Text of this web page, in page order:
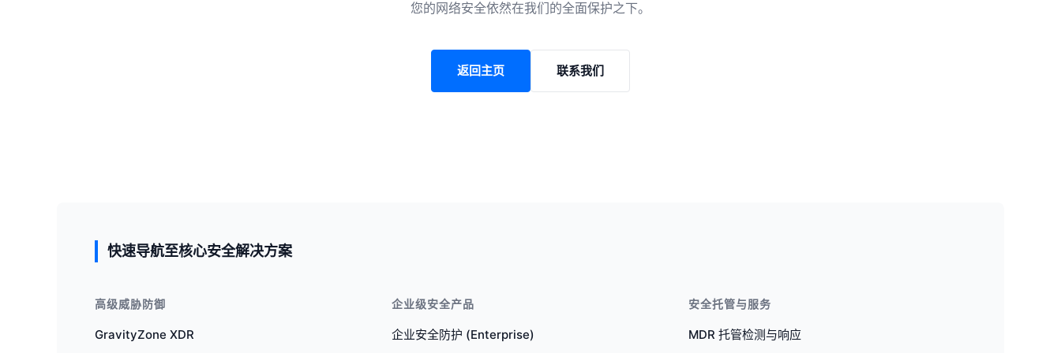
您的网络安全依然在我们的全面保护之下。
返回主页 联系我们
快速导航至核心安全解决方案
高级威胁防御
GravityZone XDR
企业级安全产品
企业安全防护 (Enterprise)
安全托管与服务
MDR 托管检测与响应